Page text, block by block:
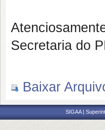
Secretaria do
Baixar
SIGAA |